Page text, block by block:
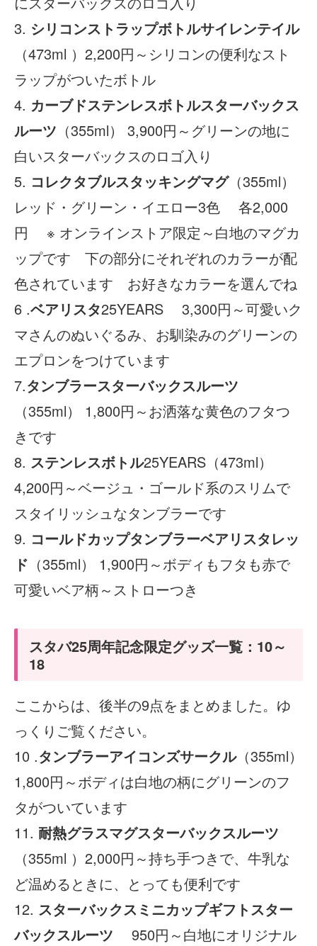
3. シリコンストラップボトルサイレンテイル
（473ml ）2,200円～シリコンの便利なスト
ラップがついたボトル
4. カーブドステンレスボトルスターバックス
ルーツ （355ml） 3,900円～グリーンの地に
白いスターバックスのロゴ入り
5. コレクタブルスタッキングマグ（355ml）
レッド・グリーン・イエロー3色 各2,000
円 ※ オンラインストア限定～白地のマグカ
ップです 下の部分にそれぞれのカラーが配
色されています お好きなカラーを選んでね
6 .ベアリスタ25YEARS 3,300円～可愛いク
マさんのぬいぐるみ、お馴染みのグリーンの
エプロンをつけています
7.タンブラースターバックスルーツ
（355ml） 1,800円～お洒落な黄色のフタつ
きです
8. ステンレスボトル25YEARS（473ml）
4,200円～ベージュ・ゴールド系のスリムで
スタイリッシュなタンブラーです
9. コールドカップタンブラーベアリスタレッ
ド （355ml） 1,900円～ボディもフタも赤で
可愛いベア柄～ストローつき
スタバ25周年記念限定グッズ一覧：10～
18
ここからは、後半の9点をまとめました。ゆ
っくりご覧ください。
10 .タンブラーアイコンズサークル（355ml）
1,800円～ボディは白地の柄にグリーンのフ
タがついています
11. 耐熱グラスマグスターバックスルーツ
（355ml ）2,000円～持ち手つきで、牛乳な
ど温めるときに、とっても便利です
12. スターバックスミニカップギフトスター
バックスルーツ 950円～白地にオリジナル